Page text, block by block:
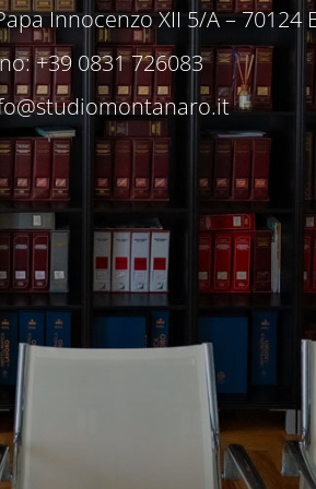
Innocenzo XII 5/A – 70124
+39 0831 726083